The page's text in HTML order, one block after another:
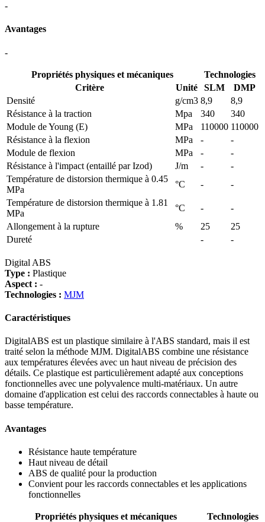
-
Avantages
-
Propriétés physiques et mécaniques
Technologies
Critère
Unité SLM
DMP
Densité
g/cm3 8,9
8,9
Résistance à la traction
Mpa 340
340
Module de Young (E)
MPa 110000 110000
Résistance à la flexion
MPa -
-
Module de flexion
MPa -
-
Résistance à l'impact (entaillé par Izod)
J/m -
-
Température de distorsion thermique à 0.45
MPa
°C -
-
Température de distorsion thermique à 1.81
MPa
°C -
-
Allongement à la rupture
% 25
25
Dureté
- -
Digital ABS
Type : Plastique
Aspect : -
Technologies : MJM
Caractéristiques
DigitalABS est un plastique similaire à l'ABS standard, mais il est
traité selon la méthode MJM. DigitalABS combine une résistance
aux températures élevées avec un haut niveau de précision des
détails. Ce plastique est particulièrement adapté aux conceptions
fonctionnelles avec une polyvalence multi-matériaux. Un autre
domaine d'application est celui des raccords connectables à haute ou
basse température.
Avantages
Résistance haute température
Haut niveau de détail
ABS de qualité pour la production
Convient pour les raccords connectables et les applications
fonctionnelles
Propriétés physiques et mécaniques
Technologies